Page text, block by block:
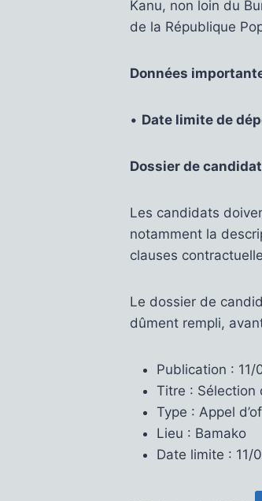
Kanu, non loin du
de la République
Données
• Date limite de
Dossier de
Les candidats
notamment la
clauses
Le dossier de
dûment rempli,
Publication :
Titre : Sélection
Type : Appel
Lieu : Bamako
Date limite : 11/